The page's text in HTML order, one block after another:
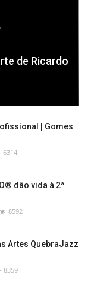
de Ricardo
| Gomes
6314
dão vida à 2ª
8592
Artes QuebraJazz
8359